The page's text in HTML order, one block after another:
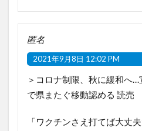
匿名
2021年9月8日 12:02 PM
＞コロナ制限、秋に緩和へ
で県またぐ移動認める 読売
「ワクチンさえ打てば大丈夫